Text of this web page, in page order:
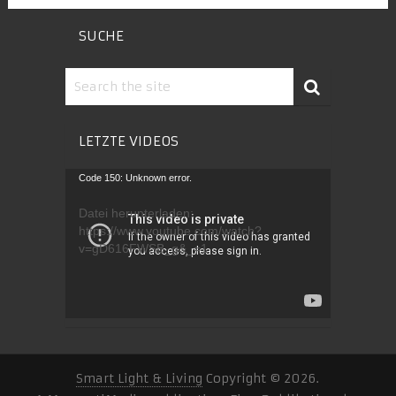
SUCHE
LETZTE VIDEOS
Video-
Code 150: Unknown error.
Datei herunterladen:
https://www.youtube.com/watch?
v=gD616FWSB_g&_=1
Smart Light & Living Copyright © 2026.